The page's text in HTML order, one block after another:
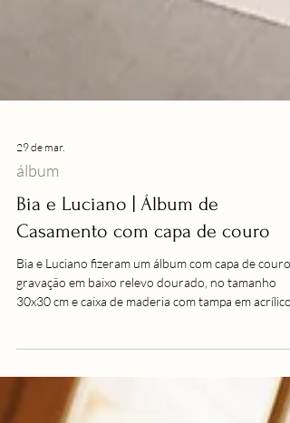
29 de mar.
álbum
Bia e Luciano fizeram um álbum com capa de couro
gravação em baixo relevo dourado, no tamanho